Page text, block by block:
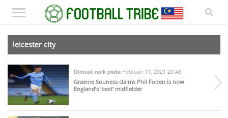
leicester city
Dimuat naik pada Februari 11, 2021 23:48
Graeme Souness claims Phil Foden is now
England’s ‘best’ midfielder